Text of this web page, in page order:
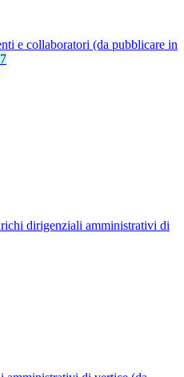
e collaboratori (da pubblicare in
7
dirigenziali amministrativi di